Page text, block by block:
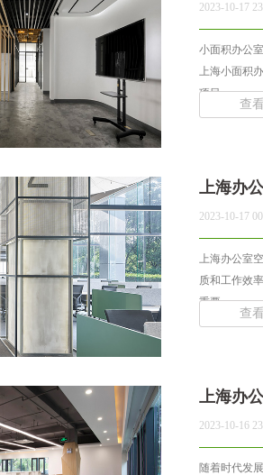
2023-10-17
小面积办公
上海小面积
项目... ...
查
上海办
2023-10-17
上海办公室
质和工作效
重要... ...
查
上海办
2023-10-16
随着时代发